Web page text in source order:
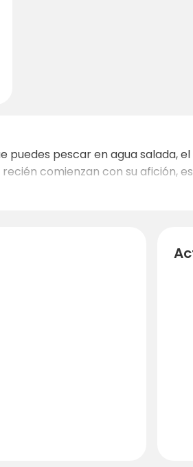
puedes pescar en agua salada,
comienzan con su afición,